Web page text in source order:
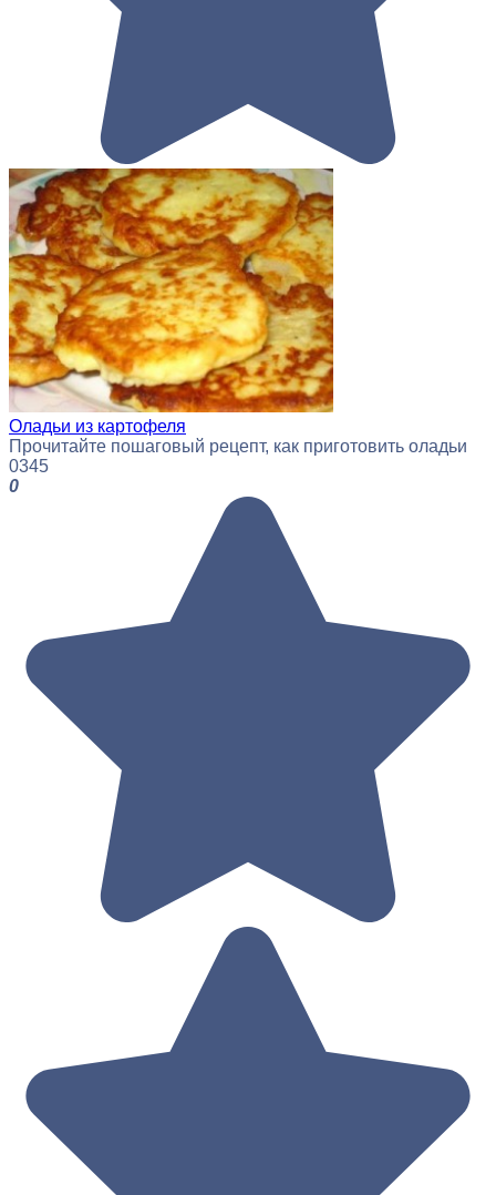
Оладьи из картофеля
Прочитайте пошаговый рецепт, как приготовить оладьи
0345
0